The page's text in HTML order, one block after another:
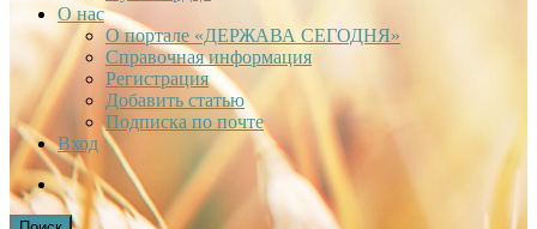
О нас
О портале «ДЕРЖАВА СЕГОДНЯ»
Справочная информация
Регистрация
Добавить статью
Подписка по почте
Вход